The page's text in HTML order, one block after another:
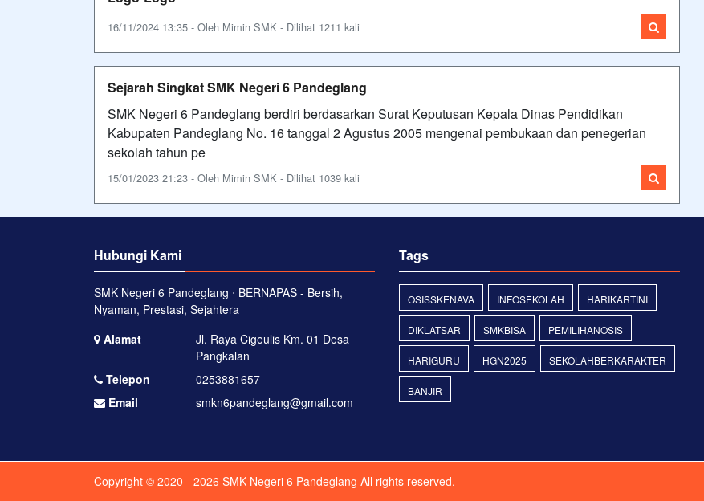
16/11/2024 13:35 - Oleh Mimin SMK - Dilihat 1211 kali
Sejarah Singkat SMK Negeri 6 Pandeglang
SMK Negeri 6 Pandeglang berdiri berdasarkan Surat Keputusan Kepala Dinas Pendidikan
Kabupaten Pandeglang No. 16 tanggal 2 Agustus 2005 mengenai pembukaan dan penegerian
sekolah tahun pe
15/01/2023 21:23 - Oleh Mimin SMK - Dilihat 1039 kali
Hubungi Kami
SMK Negeri 6 Pandeglang ⋅ BERNAPAS - Bersih,
Nyaman, Prestasi, Sejahtera
Alamat
Jl. Raya Cigeulis Km. 01 Desa
Pangkalan
Telepon
0253881657
Email
smkn6pandeglang@gmail.com
Tags
OSISSKENAVA INFOSEKOLAH HARIKARTINI
DIKLATSAR SMKBISA PEMILIHANOSIS
HARIGURU HGN2025 SEKOLAHBERKARAKTER
BANJIR
Copyright © 2020 - 2026 SMK Negeri 6 Pandeglang All rights reserved.